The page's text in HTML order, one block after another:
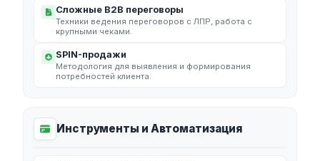
Сложные B2B переговоры
Техники ведения переговоров с ЛПР, работа с
крупными чеками.
SPIN-продажи
Методология для выявления и формирования
потребностей клиента.
Инструменты и Автоматизация